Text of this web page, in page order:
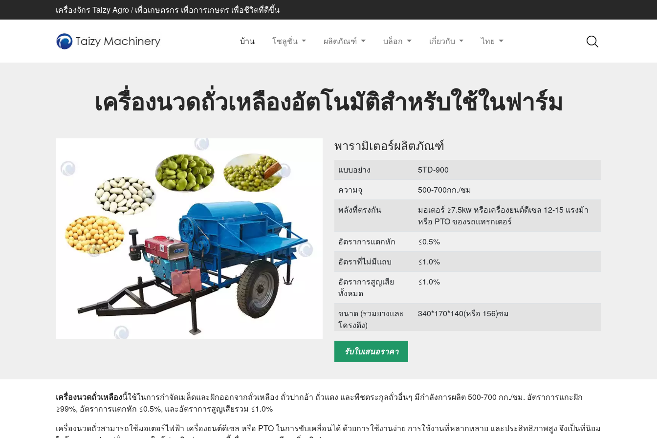
เครื่องจักร Taizy Agro / เพื่อเกษตรกร เพื่อการเกษตร เพื่อชีวิตที่ดีขึ้น
บ้าน โซลูชั่น ผลิตภัณฑ์ บล็อก เกี่ยวกับ ไทย
เครื่องนวดถั่วเหลืองอัตโนมัติสำหรับใช้ในฟาร์ม
พารามิเตอร์ผลิตภัณฑ์
แบบอย่าง
5TD-900
ความจุ
500-700กก./ชม
พลังที่ตรงกัน
มอเตอร์ ≥7.5kw หรือเครื่องยนต์ดีเซล 12-15 แรงม้า
หรือ PTO ของรถแทรกเตอร์
อัตราการแตกหัก
≤0.5%
อัตราที่ไม่มีแถบ
≤1.0%
อัตราการสูญเสีย
ทั้งหมด
≤1.0%
ขนาด (รวมยางและ
โครงดึง)
340*170*140(หรือ 156)ซม
น้ำหนัก
การใช้งาน
รับใบเสนอราคา
เครื่องนวดถั่วเหลืองนี้ใช้ในการกำจัดเมล็ดและฝักออกจากถั่วเหลือง ถั่วปากอ้า ถั่วแดง และพืชตระกูลถั่วอื่นๆ มีกำลังการผลิต 500-700 กก./ชม. อัตราการแกะฝัก
≥99%, อัตราการแตกหัก ≤0.5%, และอัตราการสูญเสียรวม ≤1.0%
เครื่องนวดถั่วสามารถใช้มอเตอร์ไฟฟ้า เครื่องยนต์ดีเซล หรือ PTO ในการขับเคลื่อนได้ ด้วยการใช้งานง่าย การใช้งานที่หลากหลาย และประสิทธิภาพสูง จึงเป็นที่นิยม